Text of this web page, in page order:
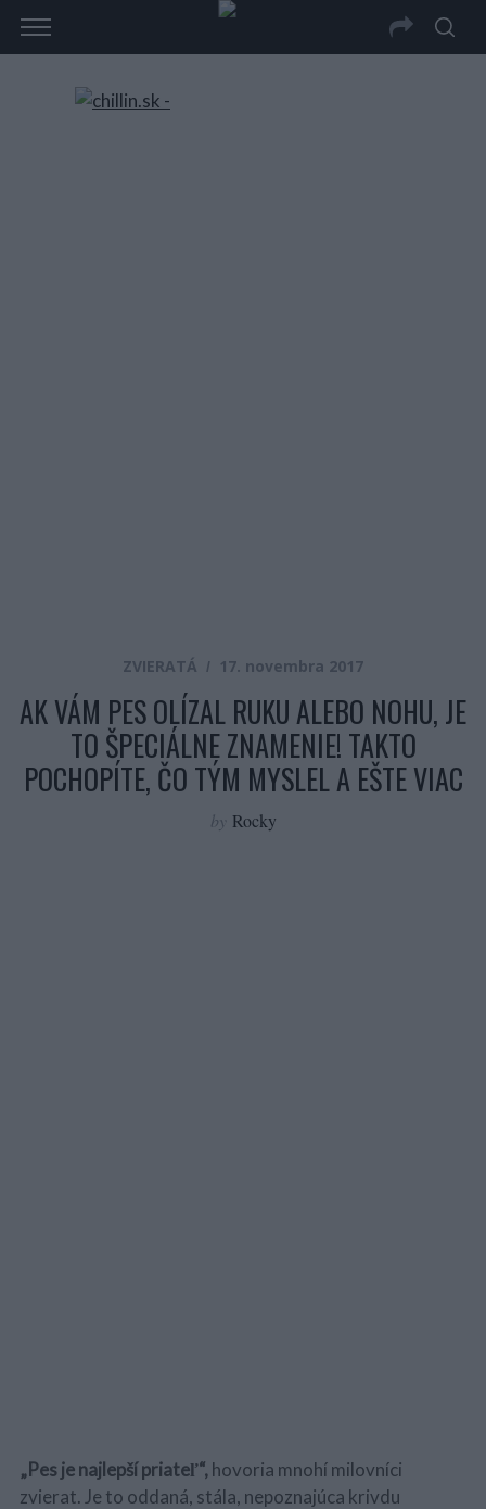
ZVIERATÁ 17. novembra 2017
AK VÁM PES OLÍZAL RUKU ALEBO NOHU, JE
TO ŠPECIÁLNE ZNAMENIE! TAKTO
POCHOPÍTE, ČO TÝM MYSLEL A EŠTE VIAC
by Rocky
„Pes je najlepší priateľ“,hovoria mnohí milovníci
zvierat. Je to oddaná, stála, nepoznajúca krivdu